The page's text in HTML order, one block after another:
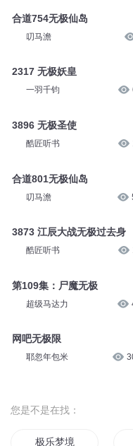
合道754无极仙岛
叨马澹
2317 无极妖皇
一羽千钧
3896 无极圣使
酷匠听书
合道801无极仙岛
叨马澹
3873 江辰大战无极过去身
酷匠听书
第109集：尸魔无极
超级马达力
网吧无极限
耶忽年包米
您是不是在找：
极乐梦境